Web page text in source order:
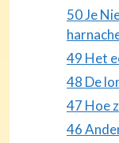
50 Je
49 Het
48 De
47 Hoe
46